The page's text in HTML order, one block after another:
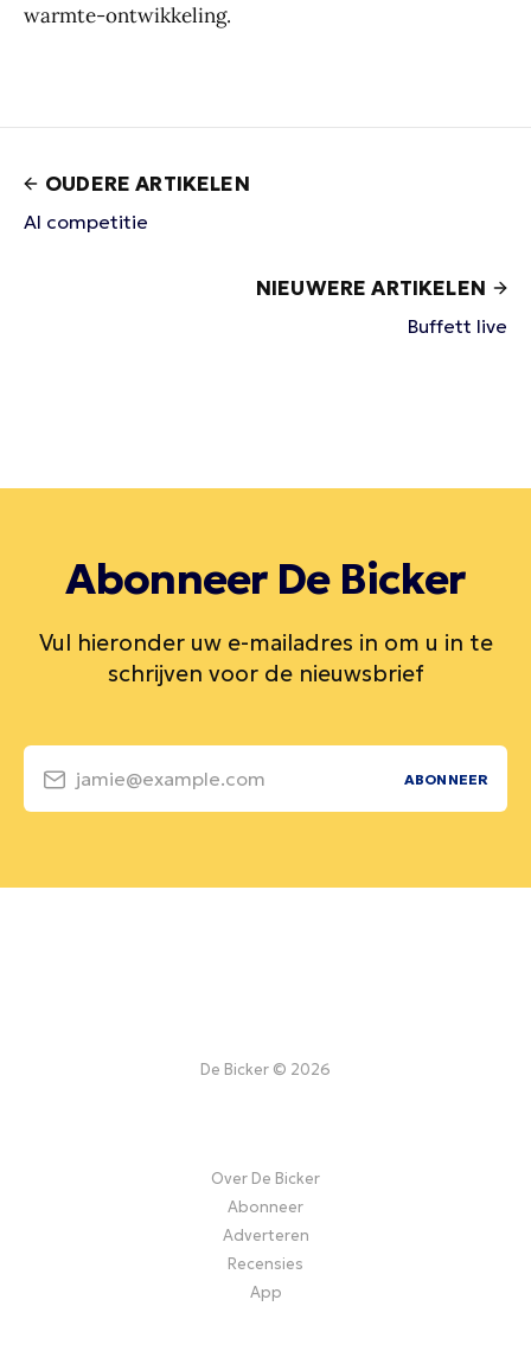
warmte-ontwikkeling.
OUDERE ARTIKELEN
AI competitie
NIEUWERE ARTIKELEN
Buffett live
Abonneer De Bicker
Vul hieronder uw e-mailadres in om u in te
schrijven voor de nieuwsbrief
jamie@example.com ABONNEER
De Bicker © 2026
Over De Bicker
Abonneer
Adverteren
Recensies
App